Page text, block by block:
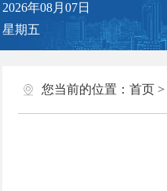
2026年08月07日
星期五
您当前的位置： 首页>